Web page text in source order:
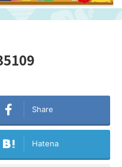
Share
Hatena